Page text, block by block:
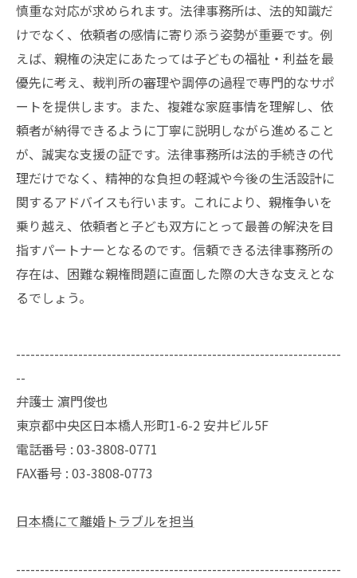
慎重な対応が求められます。法律事務所は、法的知識だ
けでなく、依頼者の感情に寄り添う姿勢が重要です。例
えば、親権の決定にあたっては子どもの福祉・利益を最
優先に考え、裁判所の審理や調停の過程で専門的なサポ
ートを提供します。また、複雑な家庭事情を理解し、依
頼者が納得できるように丁寧に説明しながら進めること
が、誠実な支援の証です。法律事務所は法的手続きの代
理だけでなく、精神的な負担の軽減や今後の生活設計に
関するアドバイスも行います。これにより、親権争いを
乗り越え、依頼者と子ども双方にとって最善の解決を目
指すパートナーとなるのです。信頼できる法律事務所の
存在は、困難な親権問題に直面した際の大きな支えとな
るでしょう。
--------------------------------------------------------------------
--
弁護士 濵門俊也
東京都中央区日本橋人形町1-6-2 安井ビル5F
電話番号 : 03-3808-0771
FAX番号 : 03-3808-0773
日本橋にて離婚トラブルを担当
--------------------------------------------------------------------